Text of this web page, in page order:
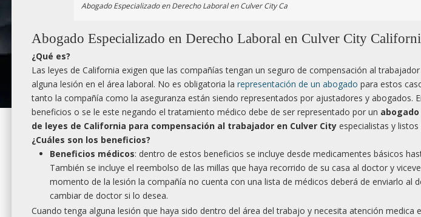
Abogado Especializado en Derecho Laboral en Culver City Ca
Abogado Especializado en Derecho Laboral en Culver City
¿Qué es?
Las leyes de California exigen que las compañías tengan un seguro de compensación al
alguna lesión en el área laboral. No es obligatoria la representación de un abogado para estos
tanto la compañía como la aseguranza están siendo representados por ajustadores y abogados.
beneficios o se le este negando el tratamiento médico debe de ser representado por un
de leyes de California para compensación al trabajador en Culver City especialistas y
¿Cuáles son los beneficios?
Beneficios médicos: dentro de estos beneficios se incluye desde medicamentes básicos
También se incluye el reembolso de las millas que haya recorrido de su casa al doctor y
momento de la lesión la compañía no cuenta con una lista de médicos deberá de enviarlo al
cambiar de doctor si lo desea.
Cuando tenga alguna lesión que haya sido dentro del área del trabajo y necesita atención medica